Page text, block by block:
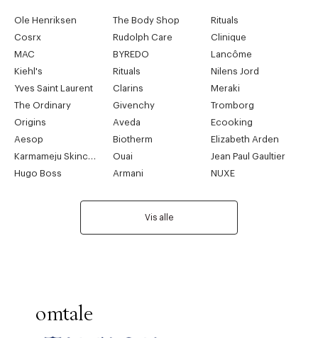
Ole Henriksen The Body Shop
Rituals
Cosrx
Rudolph Care
Clinique
MAC
BYREDO
Lancôme
Kiehl's
Rituals
Nilens Jord
Yves Saint Laurent
Clarins
Meraki
The Ordinary
Givenchy
Tromborg
Origins
Aveda
Ecooking
Aesop
Biotherm
Elizabeth Arden
Ouai
Jean Paul Gaultier
Hugo Boss
Armani NUXE
Vis alle